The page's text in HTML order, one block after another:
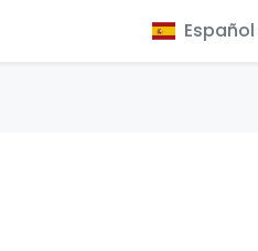
Español